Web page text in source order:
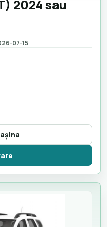
2024 sau
07-15